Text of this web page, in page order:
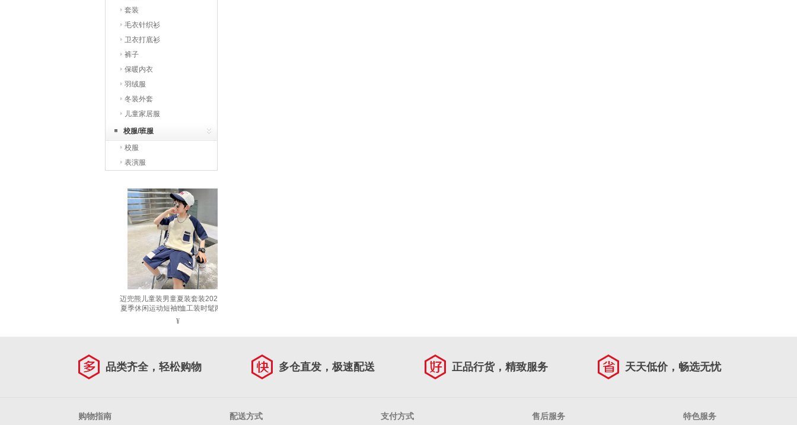
套装
毛衣针织衫
卫衣打底衫
裤子
保暖内衣
羽绒服
冬装外套
儿童家居服
校服/班服
校服
表演服
迈兜熊儿童装男童夏装套装2026新款
夏季休闲运动短袖t恤工装时髦两件套
藏青色 【2322款】 150 建议身高
¥
品类齐全，轻松购物 多仓直发，极速配送 正品行货，精致服务 天天低价，畅选无忧
购物指南 配送方式 支付方式 售后服务 特色服务